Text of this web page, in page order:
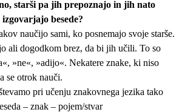
starši pa jih prepoznajo in jih nato
besede?
naučijo sami, ko posnemajo svoje starše.
ali dogodkom brez, da bi jih učili. To so
»ne«, »adijo«. Nekatere znake, ki niso
se otrok nauči.
pri učenju znakovnega jezika tako
– znak – pojem/stvar